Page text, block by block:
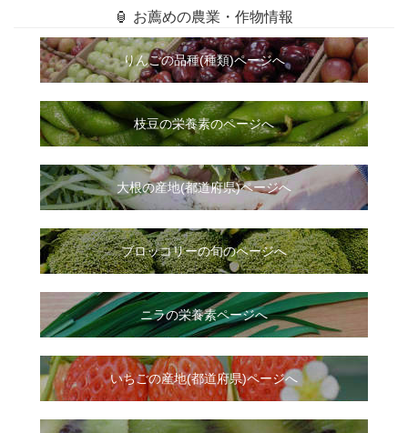
🏮 お薦めの農業・作物情報
りんごの品種(種類)ページへ
枝豆の栄養素のページへ
大根の産地(都道府県)ページへ
ブロッコリーの旬のページへ
ニラの栄養素ページへ
いちごの産地(都道府県)ページへ